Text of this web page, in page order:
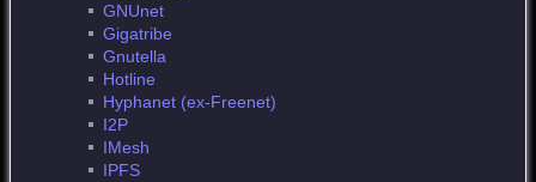
GNUnet
Gigatribe
Gnutella
Hotline
Hyphanet (ex-Freenet)
I2P
IMesh
IPFS